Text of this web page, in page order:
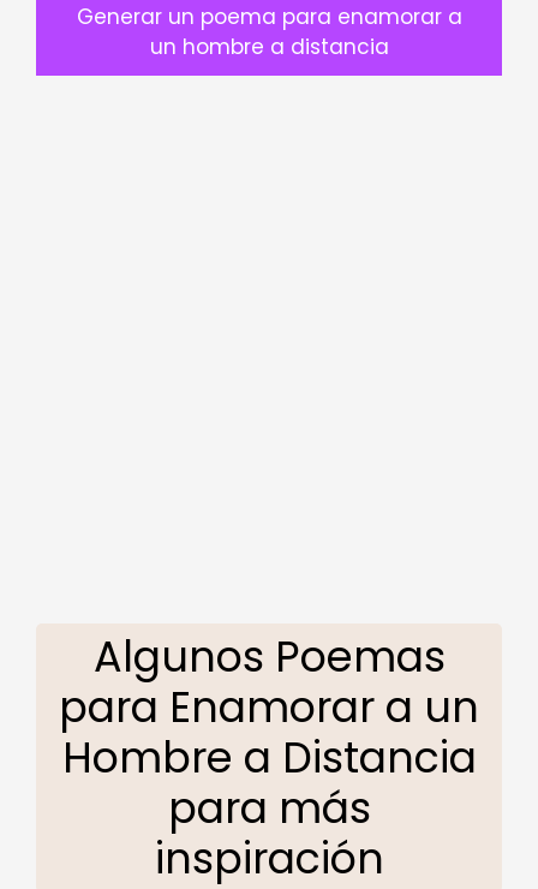
Generar un poema para enamorar a
un hombre a distancia
Algunos Poemas
para Enamorar a un
Hombre a Distancia
para más
inspiración